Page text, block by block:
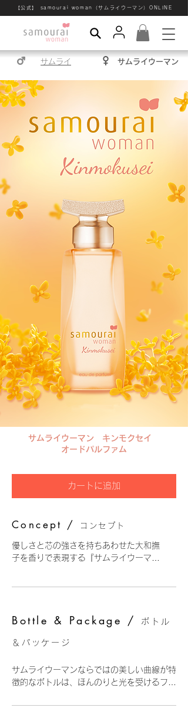
【公式】 samourai woman（サムライウーマン）ONLINE
サムライ サムライウーマン
サムライウーマン キンモクセイ
オードパルファム
カートに追加
Concept / コンセプト
優しさと芯の強さを持ちあわせた大和撫
子を香りで表現する『サムライウーマ
楚な花々や柔らかく甘い果
さに上品でぬくもりのある余韻が続く、
Bottle & Package / ボトル
＆パッケージ
サムライウーマンならではの美しい曲線が特
徴的なボトルは、ほんのりと光を受けるフロ
のキャップが温かさと気品を添えています。